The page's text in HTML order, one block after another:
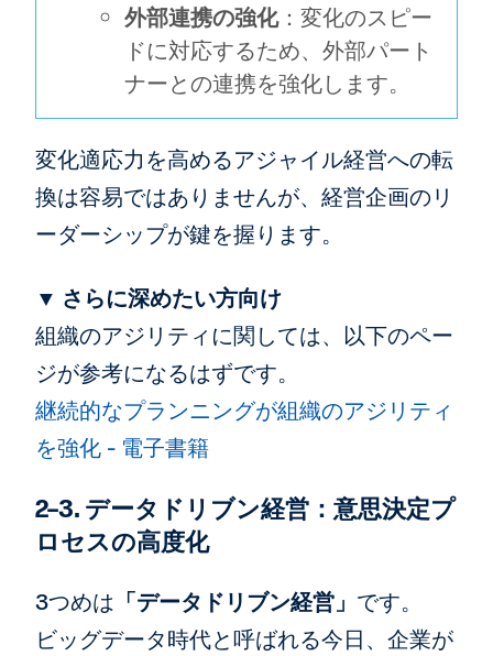
外部連携の強化：変化のスピー
ドに対応するため、外部パート
ナーとの連携を強化します。
変化適応力を高めるアジャイル経営への転
換は容易ではありませんが、経営企画のリ
ーダーシップが鍵を握ります。
▼ さらに深めたい方向け
組織のアジリティに関しては、以下のペー
ジが参考になるはずです。
継続的なプランニングが組織のアジリティ
を強化 - 電子書籍
2-3. データドリブン経営：意思決定プ
ロセスの高度化
3つめは 「データドリブン経営」 です。
ビッグデータ時代と呼ばれる今日、企業が